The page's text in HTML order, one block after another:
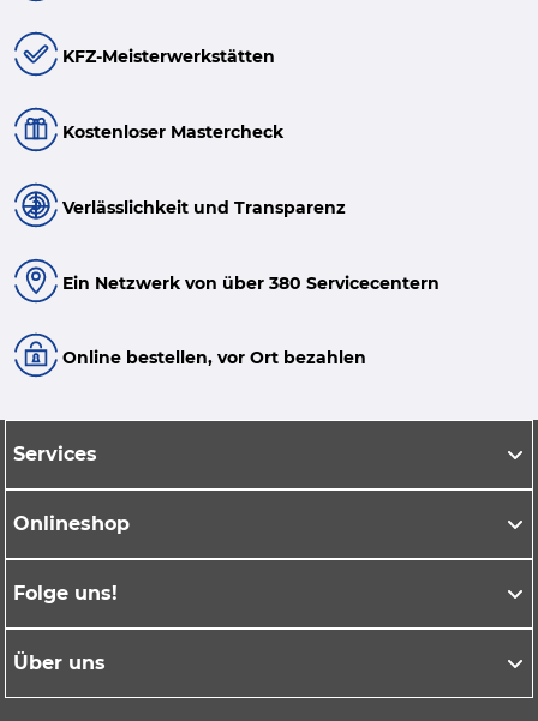
KFZ-Meisterwerkstätten
Kostenloser Mastercheck
Verlässlichkeit und Transparenz
Ein Netzwerk von über 380 Servicecentern
Online bestellen, vor Ort bezahlen
Services
Onlineshop
Folge uns!
Über uns